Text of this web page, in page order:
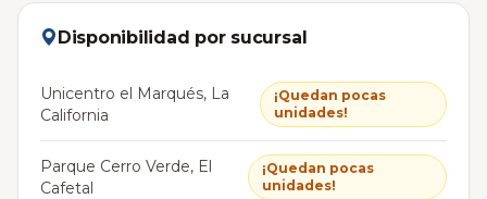
Disponibilidad por sucursal
Unicentro el Marqués, La
California
¡Quedan pocas
unidades!
Parque Cerro Verde, El
Cafetal
¡Quedan pocas
unidades!